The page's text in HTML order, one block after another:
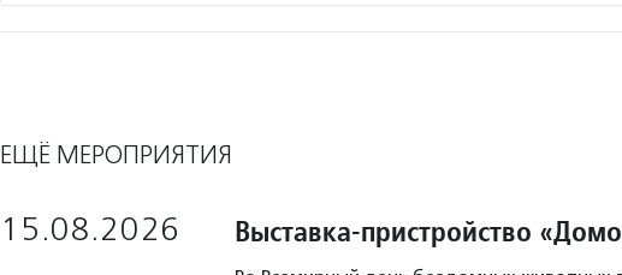
ЕЩЁ МЕРОПРИЯТИЯ
15.08.2026 Выставка-пристройство